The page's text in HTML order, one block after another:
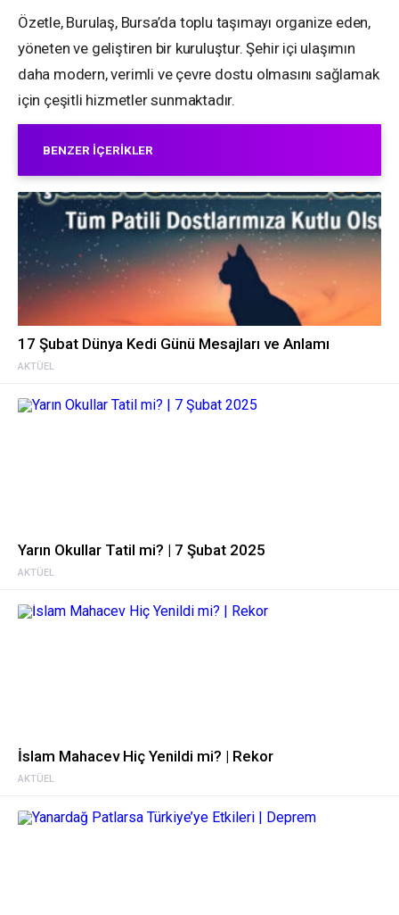
Özetle, Burulaş, Bursa’da toplu taşımayı organize eden,
yöneten ve geliştiren bir kuruluştur. Şehir içi ulaşımın
daha modern, verimli ve çevre dostu olmasını sağlamak
için çeşitli hizmetler sunmaktadır.
BENZER İÇERIKLER
AKTÜEL
17 Şubat Dünya Kedi Günü Mesajları ve Anlamı
AKTÜEL
Yarın Okullar Tatil mi? | 7 Şubat 2025
AKTÜEL
İslam Mahacev Hiç Yenildi mi? | Rekor